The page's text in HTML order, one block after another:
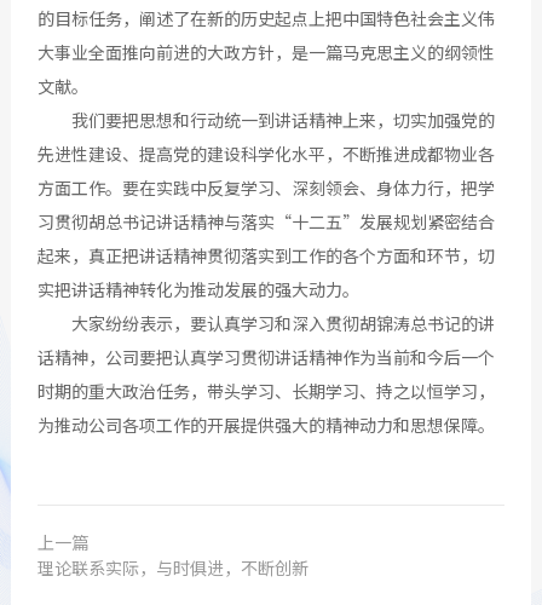
的目标任务，阐述了在新的历史起点上把中国特色社会主义伟
大事业全面推向前进的大政方针，是一篇马克思主义的纲领性
文献。
我们要把思想和行动统一到讲话精神上来，切实加强党的
先进性建设、提高党的建设科学化水平，不断推进成都物业各
方面工作。要在实践中反复学习、深刻领会、身体力行，把学
习贯彻胡总书记讲话精神与落实“十二五”发展规划紧密结合
起来，真正把讲话精神贯彻落实到工作的各个方面和环节，切
实把讲话精神转化为推动发展的强大动力。
大家纷纷表示，要认真学习和深入贯彻胡锦涛总书记的讲
话精神，公司要把认真学习贯彻讲话精神作为当前和今后一个
时期的重大政治任务，带头学习、长期学习、持之以恒学习，
为推动公司各项工作的开展提供强大的精神动力和思想保障。
上一篇
理论联系实际，与时俱进，不断创新